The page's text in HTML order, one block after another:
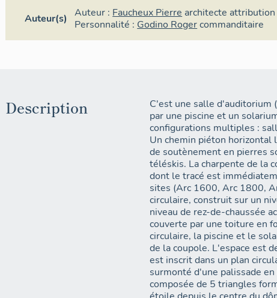
la station.
II. DESCRIPTION
- La coupole : corps de
construit sur un niveau de
niveau de rez-de-chaussée
couverte par une toiture en
- Un espace extérieur où
L´une des extrémités de la
plain-pied du côté de
circulaire (rayon 13,23
béton armé, surmonté
par un chemin piéton
Cascade et la place du
B. Structure porteuse
Le corps principal du
Auteur(s) Auteur : Faucheux Pierre architecte attribution
Personnalité : Godino Rogercommanditaire
Description
C'est une salle d'auditorium
par une piscine et un
configurations multiples :
Un chemin piéton horizontal
de soutènement en pierres
téléskis. La charpente de la
dont le tracé est
sites (Arc 1600, Arc 1800, Arc 2000). La coupole est un corps de
circulaire, construit sur un
niveau de rez-de-chaussée
couverte par une toiture en forme de coupole. A
circulaire, la piscine et le
de la coupole. L'espace est
est inscrit dans un plan
surmonté d'une palissade en métal et verre
composée de 5 triangles